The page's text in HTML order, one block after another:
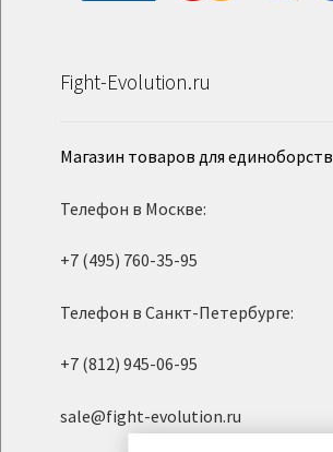
Fight-Evolution.ru
Магазин товаров для единоборств
Телефон в Москве:
+7 (495) 760-35-95
Телефон в Санкт-Петербурге:
+7 (812) 945-06-95
sale@fight-evolution.ru